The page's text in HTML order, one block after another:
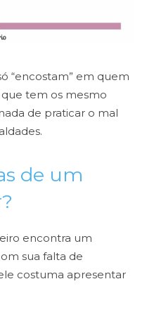
“encostam” em quem
tem os mesmo
de praticar o mal
de um
encontra um
sua falta de
costuma apresentar